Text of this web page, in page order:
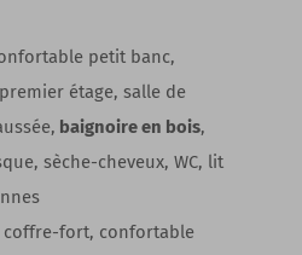
petit banc,
étage, salle de
baignoire en bois,
sèche-cheveux, WC, lit
coffre-fort, confortable